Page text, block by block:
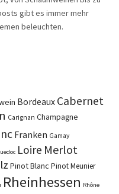
gibt es immer mehr
beleuchten.
Bordeaux Cabernet
Carignan Champagne
Franken Gamay
Loire Merlot
Pinot Blanc Pinot Meunier
Rheinhessen Rhône